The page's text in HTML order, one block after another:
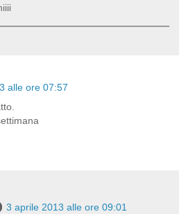
alle ore 07:57
3 aprile 2013 alle ore 09:01